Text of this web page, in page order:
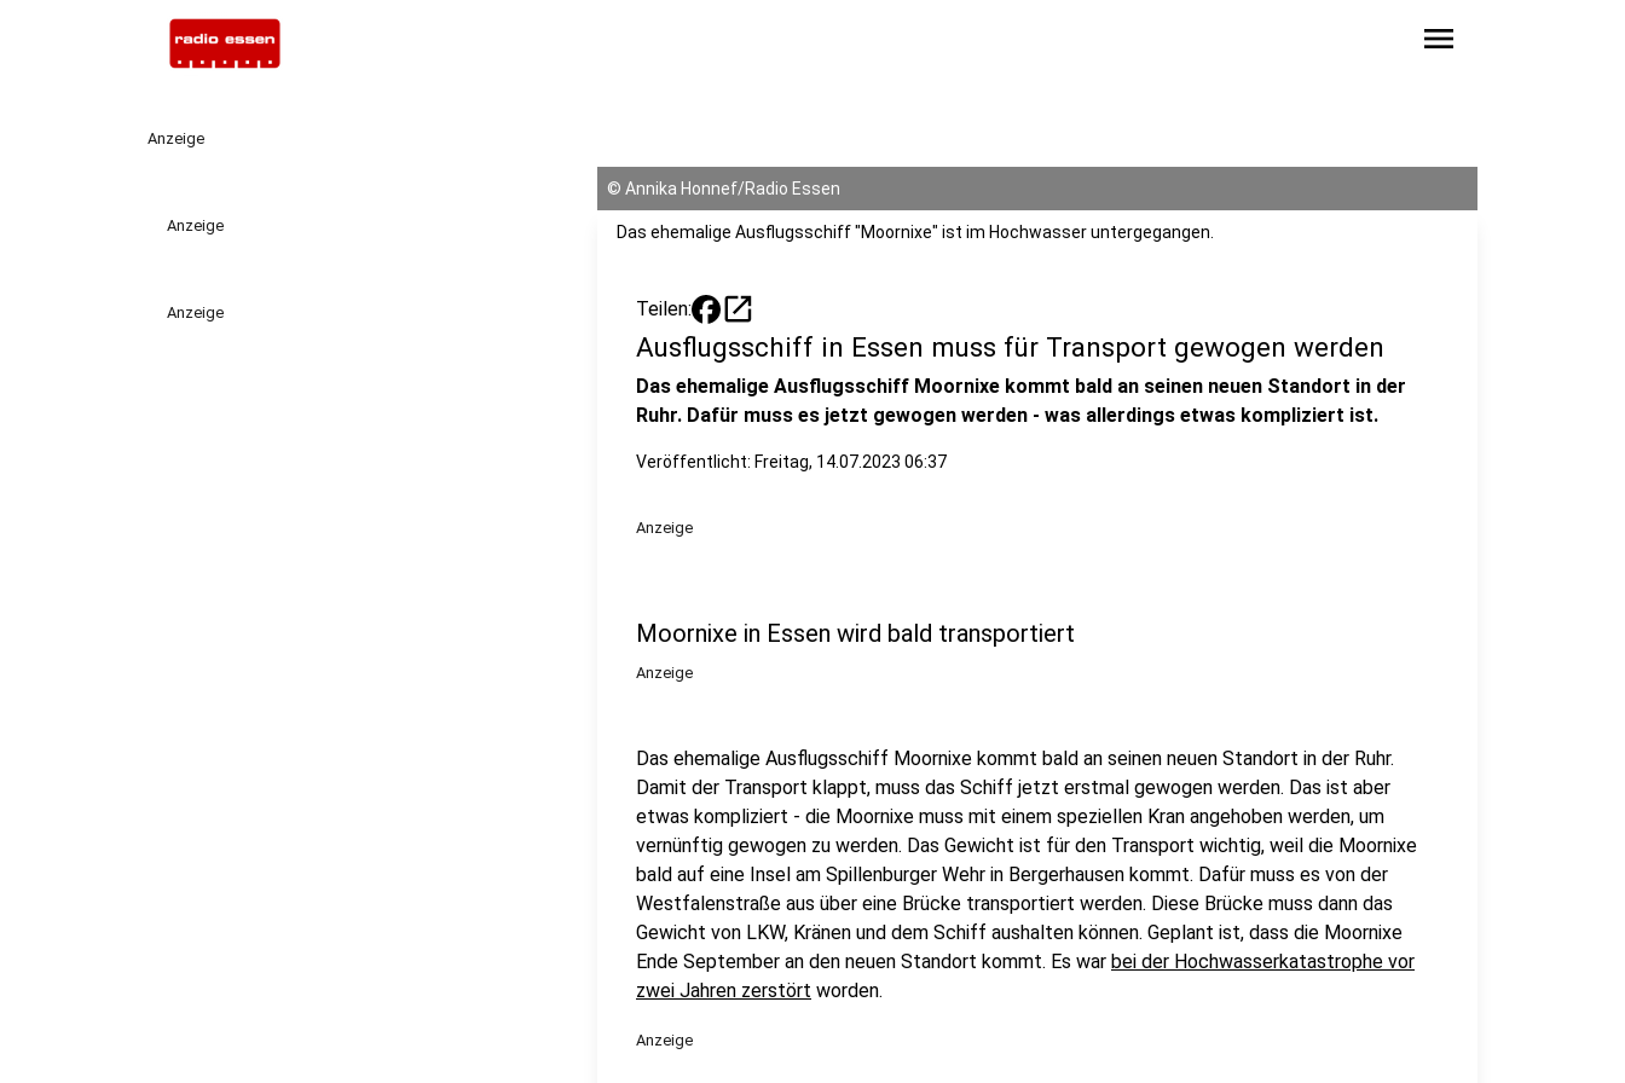
menu
Anzeige
Anzeige
Anzeige
© Annika Honnef/Radio Essen
Das ehemalige Ausflugsschiff "Moornixe" ist im Hochwasser untergegangen.
Teilen: open_in_new
Ausflugsschiff in Essen muss für Transport gewogen werden
Das ehemalige Ausflugsschiff Moornixe kommt bald an seinen neuen Standort in der
Ruhr. Dafür muss es jetzt gewogen werden - was allerdings etwas kompliziert ist.
Veröffentlicht: Freitag, 14.07.2023 06:37
Anzeige
Moornixe in Essen wird bald transportiert
Anzeige
Das ehemalige Ausflugsschiff Moornixe kommt bald an seinen neuen Standort in der Ruhr.
Damit der Transport klappt, muss das Schiff jetzt erstmal gewogen werden. Das ist aber
etwas kompliziert - die Moornixe muss mit einem speziellen Kran angehoben werden, um
vernünftig gewogen zu werden. Das Gewicht ist für den Transport wichtig, weil die Moornixe
bald auf eine Insel am Spillenburger Wehr in Bergerhausen kommt. Dafür muss es von der
Westfalenstraße aus über eine Brücke transportiert werden. Diese Brücke muss dann das
Gewicht von LKW, Kränen und dem Schiff aushalten können. Geplant ist, dass die Moornixe
Ende September an den neuen Standort kommt. Es war bei der Hochwasserkatastrophe vor
zwei Jahren zerstört worden.
Anzeige